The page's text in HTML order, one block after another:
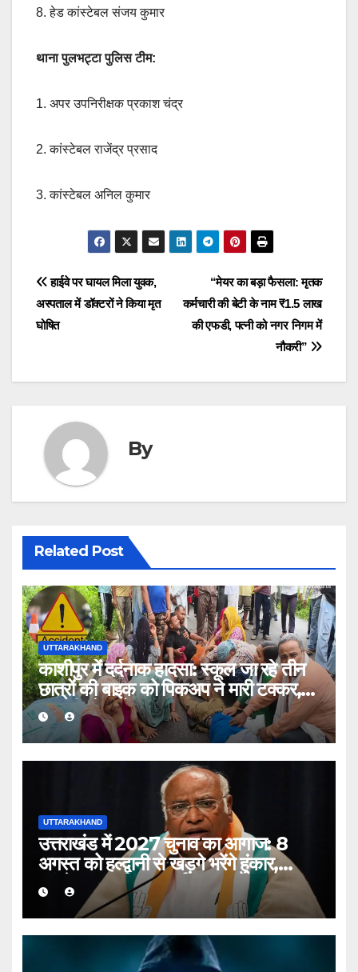
8. हेड कांस्टेबल संजय कुमार
थाना पुलभट्टा पुलिस टीम:
1. अपर उपनिरीक्षक प्रकाश चंद्र
2. कांस्टेबल राजेंद्र प्रसाद
3. कांस्टेबल अनिल कुमार
Post
navigation
“मेयर का बड़ा फैसला: मृतक
कर्मचारी की बेटी के नाम ₹1.5 लाख
की एफडी, पत्नी को नगर निगम में
नौकरी”
हाईवे पर घायल मिला युवक,
अस्पताल में डॉक्टरों ने किया मृत
घोषित
By
Related Post
UTTARAKHAND
काशीपुर में दर्दनाक हादसा: स्कूल जा रहे तीन
छात्रों की बाइक को पिकअप ने मारी टक्कर,
एक की मौत, दो घायल
UTTARAKHAND
उत्तराखंड में 2027 चुनाव का आगाज: 8
अगस्त को हल्द्वानी से खड़गे भरेंगे हुंकार,
कांग्रेस का शक्ति प्रदर्शन